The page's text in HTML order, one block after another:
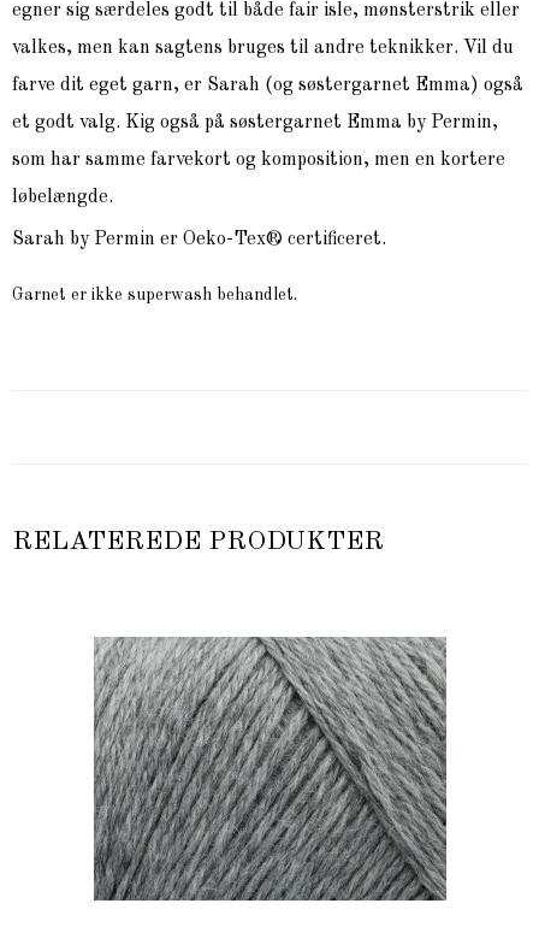
egner sig særdeles godt til både fair isle, mønsterstrik eller
valkes, men kan sagtens bruges til andre teknikker. Vil du
farve dit eget garn, er Sarah (og søstergarnet Emma) også
et godt valg. Kig også på søstergarnet Emma by Permin,
som har samme farvekort og komposition, men en kortere
løbelængde.
Sarah by Permin er Oeko-Tex® certificeret.
Garnet er ikke superwash behandlet.
RELATEREDE PRODUKTER